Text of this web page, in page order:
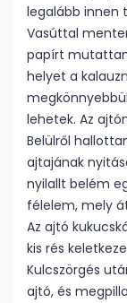
legalább innen
Vasúttal
papírt
helyet a
lehetek. Az
Belülről
ajtajának
nyilallt belém
félelem, mely
Az ajtó
kis rés
Kulcszörgés
ajtó, és